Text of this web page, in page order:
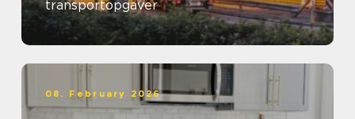
transportopgaver
08. February 2026